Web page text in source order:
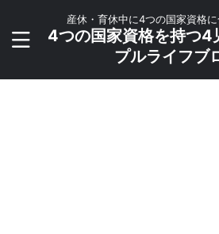
産休・育休中に4つの国家資格に
4つの国家資格を持つ4
プルライフブ